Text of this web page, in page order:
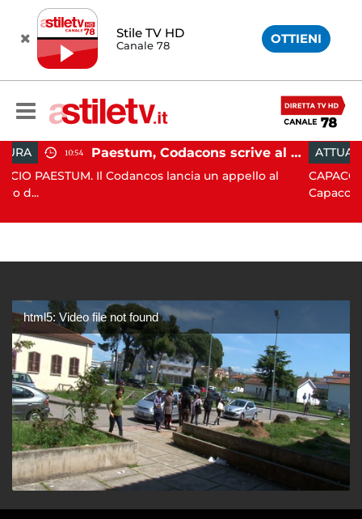
Stile TV HD
Canale 78 OTTIENI
Paestum, Codacons scrive al ministro Giuli: "Rilanciare scavi dell'Anfiteatro nell'area archeologica"
Codancos lancia un appello al
ATTUALITÀ 15:05
CAPACCIO PAESTUM.
html5: Video file not found